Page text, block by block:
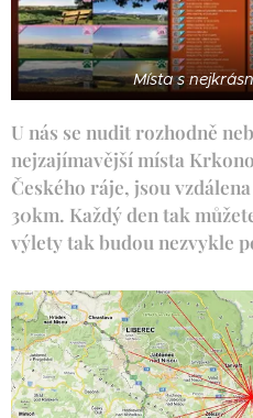
Místa s
U nás se nudit rozhodně
nejzajímavější místa
Českého ráje, jsou
30km. Každý den tak
výlety tak budou nezvykle